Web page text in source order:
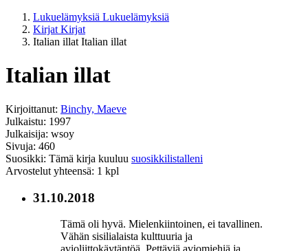
Lukuelämyksiä Lukuelämyksiä
Kirjat Kirjat
Italian illat Italian illat
Italian illat
Kirjoittanut: Binchy, Maeve
Julkaistu: 1997
Julkaisija: wsoy
Sivuja: 460
Suosikki: Tämä kirja kuuluu suosikkilistalleni
Arvostelut yhteensä: 1 kpl
31.10.2018
Tämä oli hyvä. Mielenkiintoinen, ei tavallinen.
Vähän sisilialaista kulttuuria ja